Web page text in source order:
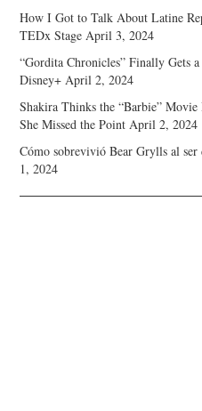
How I Got to Talk About Latine
TEDx Stage April 3, 2024
“Gordita Chronicles” Finally Gets
Disney+ April 2, 2024
Shakira Thinks the “Barbie”
She Missed the Point April 2, 2024
Cómo sobrevivió Bear Grylls al
1, 2024